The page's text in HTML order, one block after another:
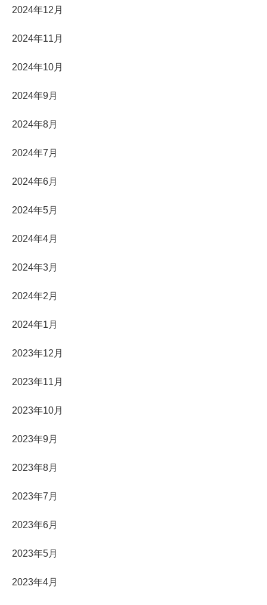
2024年12月
2024年11月
2024年10月
2024年9月
2024年8月
2024年7月
2024年6月
2024年5月
2024年4月
2024年3月
2024年2月
2024年1月
2023年12月
2023年11月
2023年10月
2023年9月
2023年8月
2023年7月
2023年6月
2023年5月
2023年4月